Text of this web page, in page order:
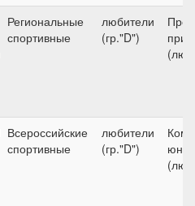
Региональные
спортивные
любители
(гр."D")
Всероссийские
спортивные
любители
(гр."D")